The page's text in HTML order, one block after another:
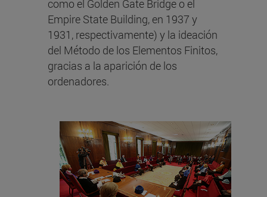
como el Golden Gate Bridge o el
Empire State Building, en 1937 y
1931, respectivamente) y la ideación
del Método de los Elementos Finitos,
gracias a la aparición de los
ordenadores.